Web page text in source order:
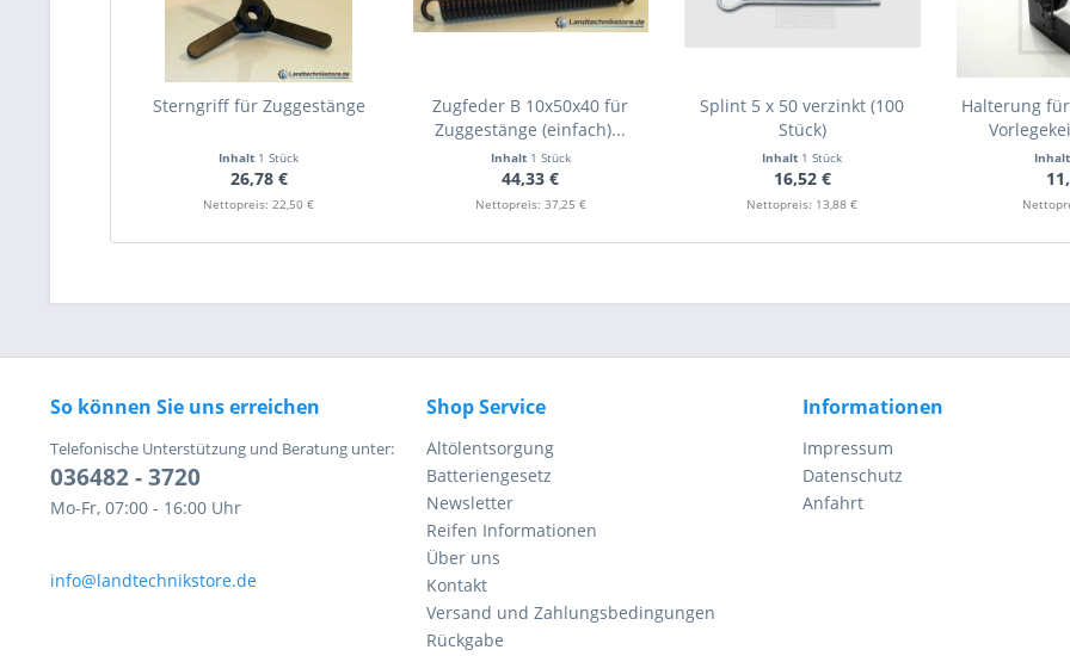
Sterngriff für Zuggestänge
Inhalt 1 Stück
26,78 €
Nettopreis: 22,50 €
Zugfeder B 10x50x40 für
Zuggestänge (einfach)...
Inhalt 1 Stück
44,33 €
Nettopreis: 37,25 €
Splint 5 x 50 verzinkt (100
Stück)
Inhalt 1 Stück
16,52 €
Nettopreis: 13,88 €
Halterung
Inhalt
So können Sie uns erreichen
Telefonische Unterstützung und Beratung unter:
036482 - 3720
Mo-Fr, 07:00 - 16:00 Uhr
info@landtechnikstore.de
Shop Service
Altölentsorgung
Batteriengesetz
Newsletter
Reifen Informationen
Über uns
Kontakt
Versand und Zahlungsbedingungen
Rückgabe
Informationen
Impressum
Datenschutz
Anfahrt